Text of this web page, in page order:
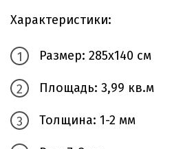
Характеристики:
Размер: 285х140 см
Площадь: 3,99 кв.м
Толщина: 1-2 мм